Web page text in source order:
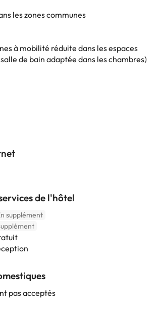
les zones communes
à mobilité réduite dans les espaces
de bain adaptée dans les chambres)
de l'hôtel
supplément
pas acceptés